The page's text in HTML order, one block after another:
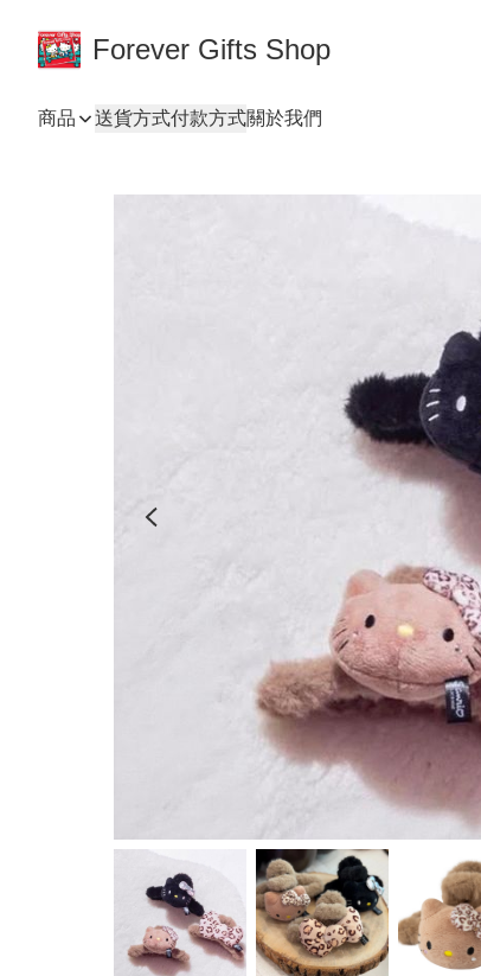
Forever Gifts Shop
商品 送貨方式付款方式關於我們